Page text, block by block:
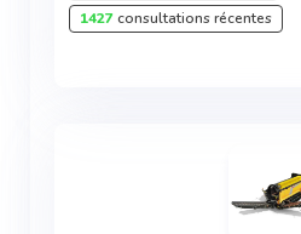
1427consultations récentes